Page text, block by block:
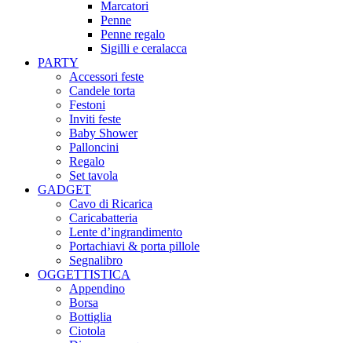
Marcatori
Penne
Penne regalo
Sigilli e ceralacca
PARTY
Accessori feste
Candele torta
Festoni
Inviti feste
Baby Shower​
Palloncini
Regalo
Set tavola
GADGET
Cavo di Ricarica
Caricabatteria
Lente d’ingrandimento
Portachiavi & porta pillole
Segnalibro
OGGETTISTICA
Appendino
Borsa
Bottiglia
Ciotola